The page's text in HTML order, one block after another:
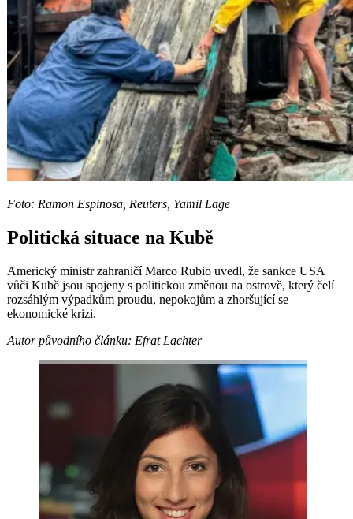
Foto: Ramon Espinosa, Reuters, Yamil Lage
Politická situace na Kubě
Americký ministr zahraničí Marco Rubio uvedl, že sankce USA
vůči Kubě jsou spojeny s politickou změnou na ostrově, který čelí
rozsáhlým výpadkům proudu, nepokojům a zhoršující se
ekonomické krizi.
Autor původního článku: Efrat Lachter